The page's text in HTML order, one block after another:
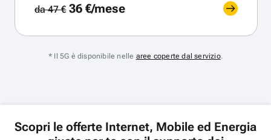
da 47 €36 €/mese
* Il 5G è disponibile nelle aree coperte dal servizio.
Scopri le offerte Internet, Mobile ed Energia